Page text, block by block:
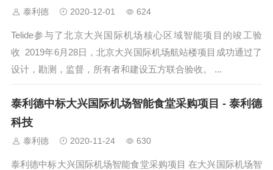
泰利德 2020-12-01 624
Telide参与了北京大兴国际机场核心区域智能项目的竣工验
收 2019年6月28日，北京大兴国际机场航站楼项目成功通过了
设计，勘测，监督，所有者和建设五方联合验收。 ...
泰利德中标大兴国际机场智能食堂采购项目 - 泰利德
科技
泰利德 2020-11-24 630
泰利德中标大兴国际机场智能食堂采购项目 在大兴国际机场智